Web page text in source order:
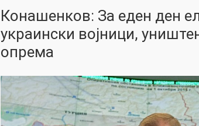
Конашенков: За еден ден
украински војници,
опрема